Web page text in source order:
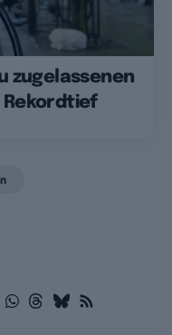
zugelassenen
Rekordtief